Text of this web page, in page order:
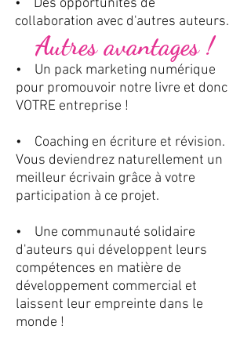
collaboration avec d'autres auteurs.
Autres avantages !
• Un pack marketing numérique
pour promouvoir notre livre et donc
VOTRE entreprise !
• Coaching en écriture et révision.
Vous deviendrez naturellement un
meilleur écrivain grâce à votre
participation à ce projet.
• Une communauté solidaire
d'auteurs qui développent leurs
compétences en matière de
développement commercial et
laissent leur empreinte dans le
monde !